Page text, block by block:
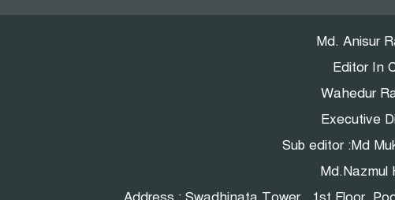
Md. Anisur
Editor In
Wahedur
Executive
Sub editor :Md
Md.Nazmul